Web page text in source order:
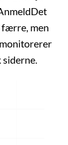
færre, men
siderne.